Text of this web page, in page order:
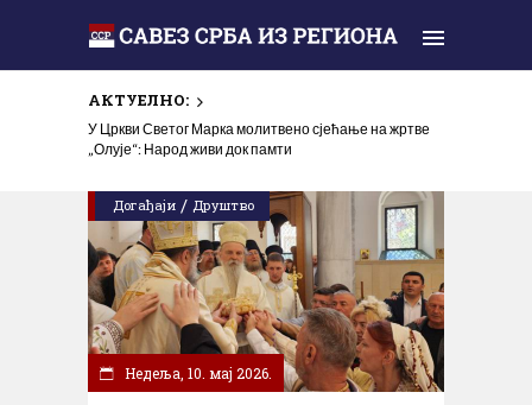
АКТУЕЛНО:
У Цркви Светог Марка молитвено сјећање на жртве
„Олује“: Народ живи док памти
Догађаји / Друштво
Недеља, 10. мај 2026.